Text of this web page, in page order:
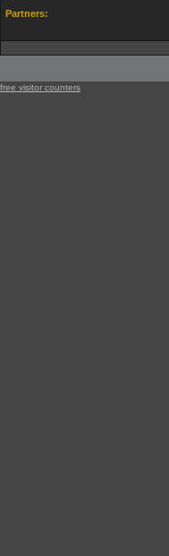
Partners:
free visitor counters